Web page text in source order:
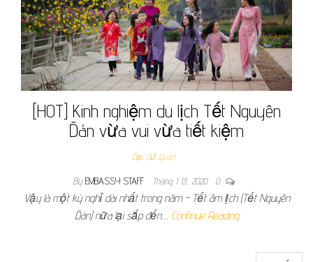
[HOT] Kinh nghiệm du lịch Tết Nguyên
Đán vừa vui vừa tiết kiệm
Đại Sứ Quán
By EMBASSY STAFF Tháng 1 13, 2020 0
Vậy là một kỳ nghỉ dài nhất trong năm – Tết âm lịch (Tết Nguyên
Đán) nữa lại sắp đến.… Continue Reading